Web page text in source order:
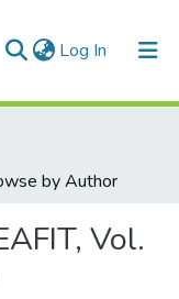
Log In (current)
by Author
Vol.